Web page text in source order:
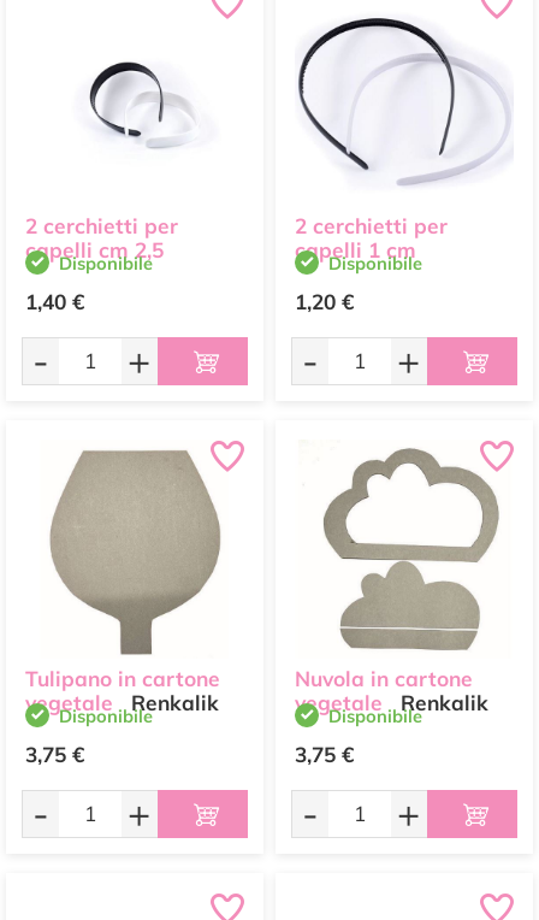
2 cerchietti per
capelli cm 2,5
Disponibile
1,40 €
- +
2 cerchietti per
capelli 1 cm
Disponibile
1,20 €
- +
Tulipano in cartone
vegetale
Renkalik
Disponibile
3,75 €
- +
Nuvola in cartone
vegetale
Renkalik
Disponibile
3,75 €
- +